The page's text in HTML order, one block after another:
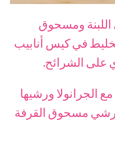
ومسحوق
في كيس أنابيب
على الشرائح.
ورشيها
رشي مسحوق القرفة